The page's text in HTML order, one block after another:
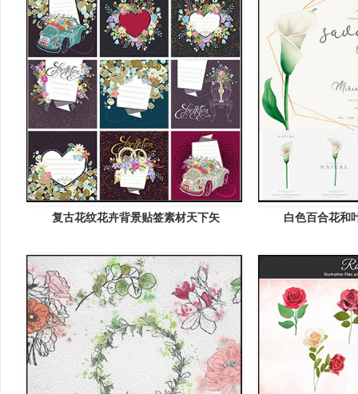
复古花纹花卉背景贴签素材天下矢 白色百合花和